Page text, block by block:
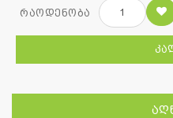
რაოდენობა